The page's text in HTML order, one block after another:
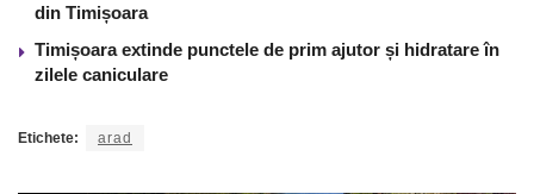
din Timișoara
Timișoara extinde punctele de prim ajutor și hidratare în
zilele caniculare
Etichete: arad